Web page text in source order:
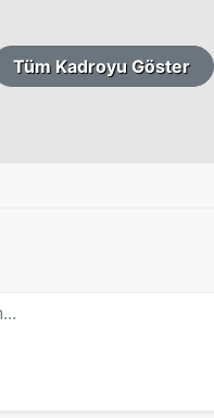
Tüm Kadroyu Göster